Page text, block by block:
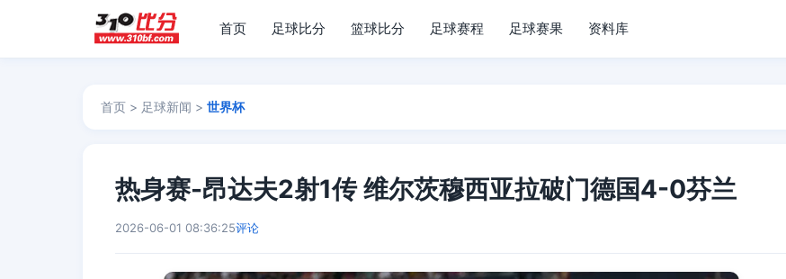
首页 足球比分 篮球比分 足球赛程 足球赛果 资料库
首页 > 足球新闻 > 世界杯
热身赛-昂达夫2射1传 维尔茨穆西亚拉破门德国4-0芬兰
2026-06-01 08:36:25评论